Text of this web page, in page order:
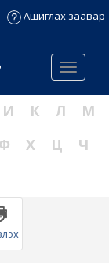
Ашиглах заавар
Menu
И К Л
М
Ф Х Ц
Ч